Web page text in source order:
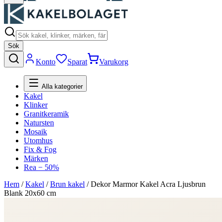
Sök
Konto Sparat Varukorg
Alla kategorier
Kakel
Klinker
Granitkeramik
Natursten
Mosaik
Utomhus
Fix & Fog
Märken
Rea − 50%
Hem /Kakel /Brun kakel /Dekor Marmor Kakel Acra Ljusbrun
Blank 20x60 cm